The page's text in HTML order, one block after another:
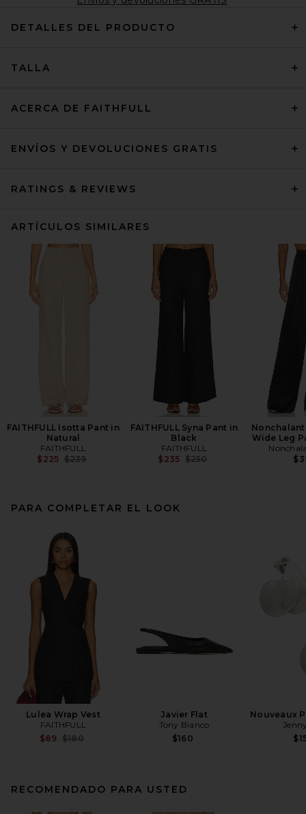
DETALLES DEL PRODUCTO
TALLA
ACERCA DE FAITHFULL
ENVÍOS Y DEVOLUCIONES GRATIS
RATINGS & REVIEWS
ARTÍCULOS SIMILARES
FAITHFULL Isotta Pant in
Natural
FAITHFULL
$225 Previous price:
$239
FAITHFULL Syna Pant in
Black
FAITHFULL
$235 Previous price:
$250
Wide Leg
PARA COMPLETAR EL LOOK
Lulea Wrap Vest
FAITHFULL
$89 Previous price:
$180
Javier Flat
Tony Bianco
$160
Nouveaux
RECOMENDADO PARA USTED